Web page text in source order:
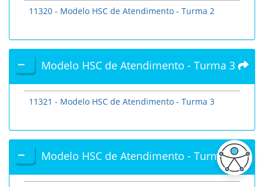
11320 - Modelo HSC de Atendimento - Turma 2
Modelo HSC de Atendimento - Turma 3
11321 - Modelo HSC de Atendimento - Turma 3
Modelo HSC de Atendimento - Turma 4